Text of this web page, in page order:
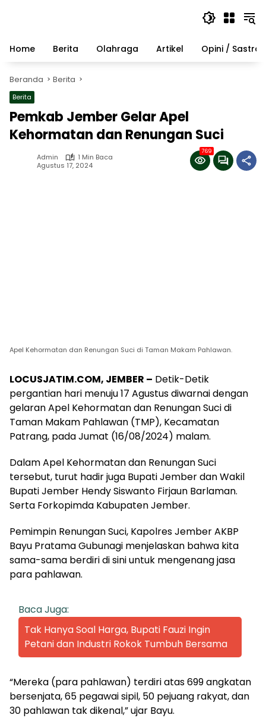
Home
Berita Olahraga Artikel Opini / Sastra
Beranda Berita
Berita
Pemkab Jember Gelar Apel
Kehormatan dan Renungan Suci
Admin
1 Min Baca
Agustus 17, 2024
769
Apel Kehormatan dan Renungan Suci di Taman Makam Pahlawan.
LOCUSJATIM.COM, JEMBER – Detik-Detik
pergantian hari menuju 17 Agustus diwarnai dengan
gelaran Apel Kehormatan dan Renungan Suci di
Taman Makam Pahlawan (TMP), Kecamatan
Patrang, pada Jumat (16/08/2024) malam.
Dalam Apel Kehormatan dan Renungan Suci
tersebut, turut hadir juga Bupati Jember dan Wakil
Bupati Jember Hendy Siswanto Firjaun Barlaman.
Serta Forkopimda Kabupaten Jember.
Pemimpin Renungan Suci, Kapolres Jember AKBP
Bayu Pratama Gubunagi menjelaskan bahwa kita
sama-sama berdiri di sini untuk mengenang jasa
para pahlawan.
Baca Juga:
Tak Hanya Soal Harga, Bupati Fauzi Ingin
Petani dan Industri Rokok Tumbuh Bersama
“Mereka (para pahlawan) terdiri atas 699 angkatan
bersenjata, 65 pegawai sipil, 50 pejuang rakyat, dan
30 pahlawan tak dikenal,” ujar Bayu.